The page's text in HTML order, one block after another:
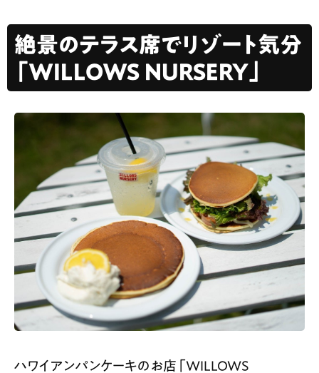
絶景のテラス席でリゾート気分
「WILLOWS NURSERY」
ハワイアンパンケーキのお店「WILLOWS